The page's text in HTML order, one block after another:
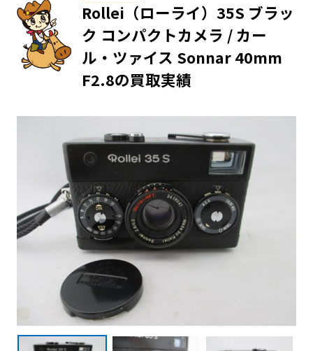
Rollei（ローライ）35S ブラッ
ク コンパクトカメラ / カー
ル・ツァイス Sonnar 40mm
F2.8の買取実績